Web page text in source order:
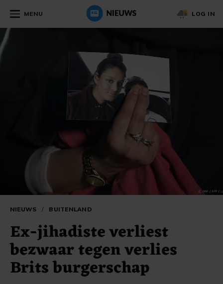
MENU LOG IN
NIEUWS / BUITENLAND
Ex-jihadiste verliest
bezwaar tegen verlies
Brits burgerschap